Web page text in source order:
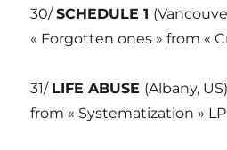
30/SCHEDULE 1
« Forgotten ones » from «
31/ LIFE ABUSE (Albany,
from « Systematization »